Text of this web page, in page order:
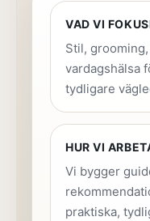
VAD VI
Stil,
vardagshälsa
tydligare
HUR VI
Vi bygger
praktiska,